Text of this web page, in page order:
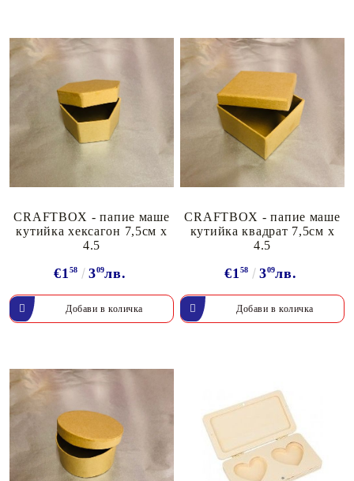
CRAFTBOX - папие маше
кутийка хексагон 7,5см х
4.5
€1 58 309лв.
CRAFTBOX - папие маше
кутийка квадрат 7,5см х
4.5
€1 58 309лв.